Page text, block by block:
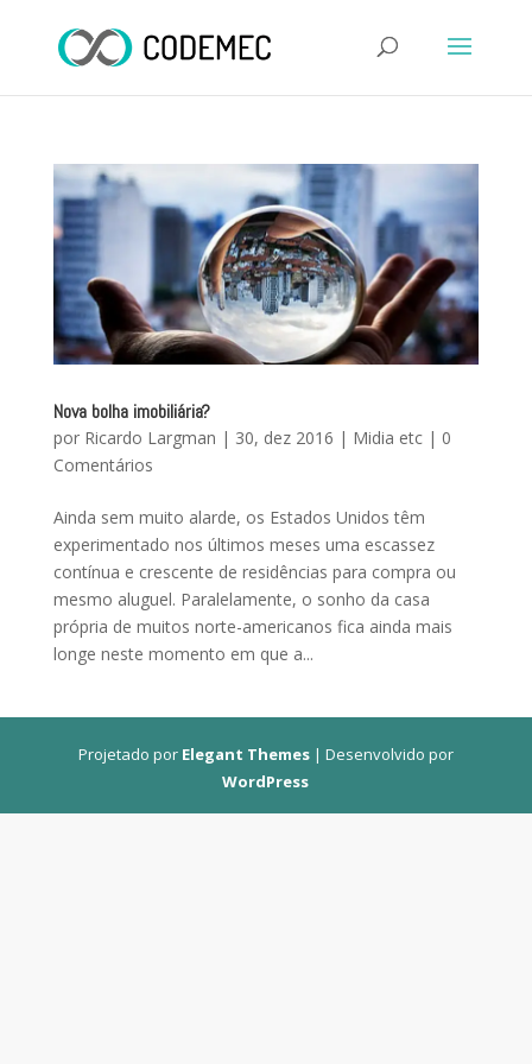
Nova bolha imobiliária?
por Ricardo Largman | 30, dez 2016 | Midia etc| 0
Comentários
Ainda sem muito alarde, os Estados Unidos têm
experimentado nos últimos meses uma escassez
contínua e crescente de residências para compra ou
mesmo aluguel. Paralelamente, o sonho da casa
própria de muitos norte-americanos fica ainda mais
longe neste momento em que a...
Projetado por Elegant Themes| Desenvolvido por
WordPress